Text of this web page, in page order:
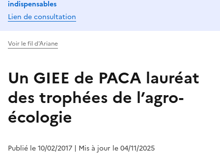
indispensables
Lien de consultation
Voir le fil d'Ariane
Un GIEE de PACA lauréat
des trophées de l’agro-
écologie
Publié le 10/02/2017 | Mis à jour le 04/11/2025